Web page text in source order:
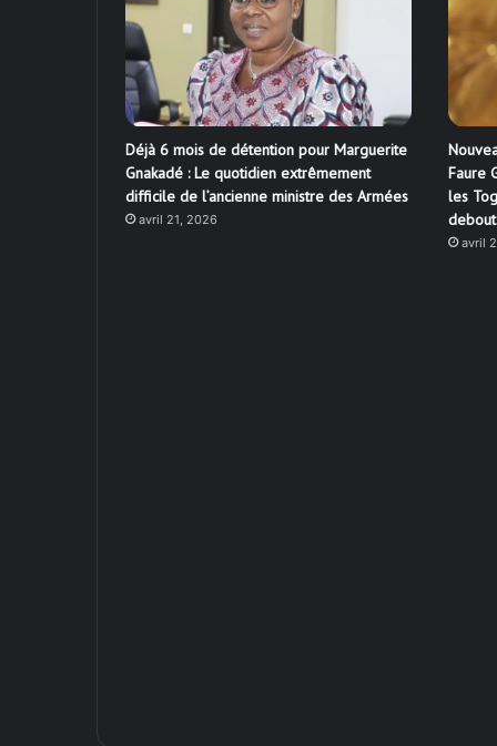
Déjà 6 mois de détention pour Marguerite
Gnakadé : Le quotidien extrêmement
difficile de l’ancienne ministre des Armées
avril 21, 2026
Faure
les
debout
avril